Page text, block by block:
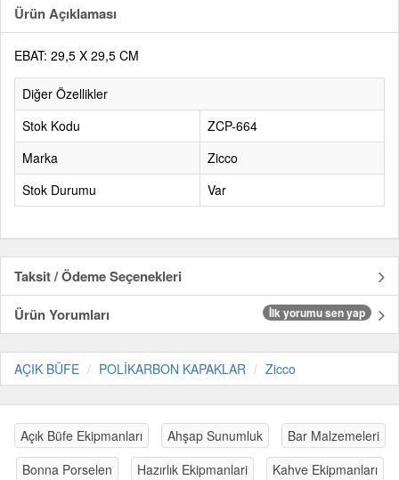
Ürün Açıklaması
EBAT: 29,5 X 29,5 CM
Diğer Özellikler
Stok Kodu
ZCP-664
Marka
Zicco
Stok Durumu
Var
Taksit / Ödeme Seçenekleri
Ürün Yorumları
İlk yorumu sen yap
AÇIK BÜFE POLİKARBON KAPAKLAR Zicco
Açık Büfe Ekipmanları Ahşap Sunumluk
Bar Malzemeleri
Bonna Porselen
Hazırlık Ekipmanlari Kahve Ekipmanları